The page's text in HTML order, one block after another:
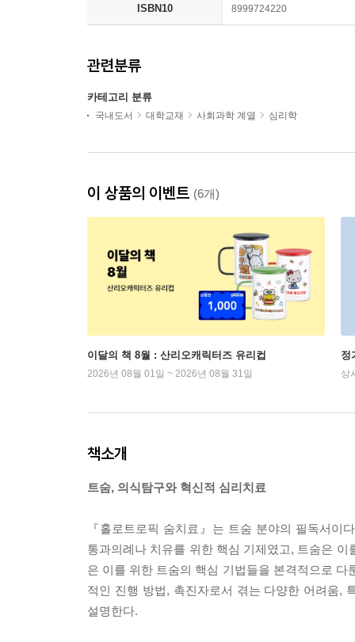
ISBN10 8999724220
관련분류
카테고리 분류
국내도서 대학교재 사회과학 계열 심리학
이 상품의 이벤트 (6개)
이달의 책 8월 : 산리오캐릭터즈 유리컵
2026년 08월 01일 ~ 2026년 08월 31일
정
상
책소개
트숨, 의식탐구와 혁신적 심리치료
『홀로트로픽 숨치료』는 트숨 분야의 필독서이
통과의례나 치유를 위한 핵심 기제였고, 트숨은
은 이를 위한 트숨의 핵심 기법들을 본격적으로 다
적인 진행 방법, 촉진자로서 겪는 다양한 어려움,
설명한다.